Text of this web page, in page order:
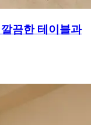
끔한 테이블과